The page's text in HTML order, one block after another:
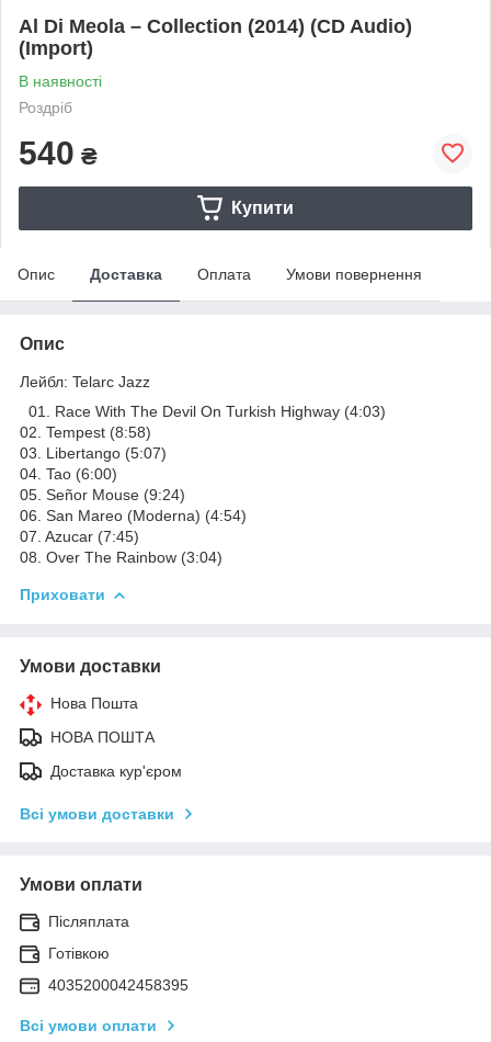
Al Di Meola – Collection (2014) (CD Audio)
(Import)
В наявності
Роздріб
540 ₴
Купити
Опис Доставка Оплата Умови повернення
Опис
Лейбл: Telarc Jazz
01. Race With The Devil On Turkish Highway (4:03)
02. Tempest (8:58)
03. Libertango (5:07)
04. Tao (6:00)
05. Señor Mouse (9:24)
06. San Mareo (Moderna) (4:54)
07. Azucar (7:45)
08. Over The Rainbow (3:04)
Приховати
Умови доставки
Нова Пошта
НОВА ПОШТА
Доставка кур'єром
Всі умови доставки
Умови оплати
Післяплата
Готівкою
4035200042458395
Всі умови оплати